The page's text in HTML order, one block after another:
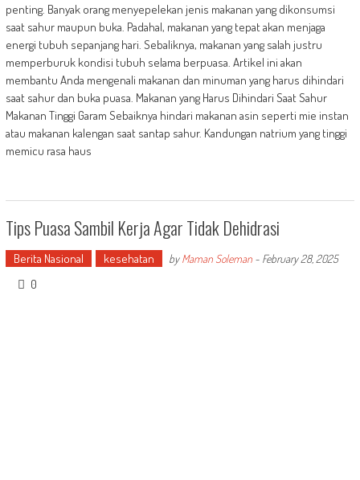
penting. Banyak orang menyepelekan jenis makanan yang dikonsumsi
saat sahur maupun buka. Padahal, makanan yang tepat akan menjaga
energi tubuh sepanjang hari. Sebaliknya, makanan yang salah justru
memperburuk kondisi tubuh selama berpuasa. Artikel ini akan
membantu Anda mengenali makanan dan minuman yang harus dihindari
saat sahur dan buka puasa. Makanan yang Harus Dihindari Saat Sahur
Makanan Tinggi Garam Sebaiknya hindari makanan asin seperti mie instan
atau makanan kalengan saat santap sahur. Kandungan natrium yang tinggi
memicu rasa haus
Tips Puasa Sambil Kerja Agar Tidak Dehidrasi
Berita Nasional kesehatan byMaman Soleman- February 28, 2025
0